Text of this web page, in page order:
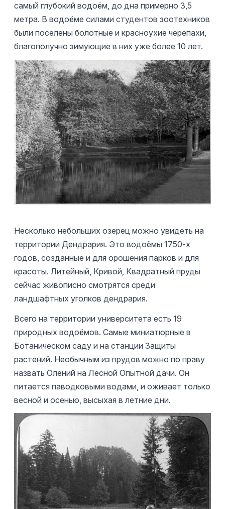
самый глубокий водоём, до дна примерно 3,5
метра. В водоёме силами студентов зоотехников
были поселены болотные и красноухие черепахи,
благополучно зимующие в них уже более 10 лет.
Несколько небольших озерец можно увидеть на
территории Дендрария. Это водоёмы 1750-х
годов, созданные и для орошения парков и для
красоты. Литейный, Кривой, Квадратный пруды
сейчас живописно смотрятся среди
ландшафтных уголков дендрария.
Всего на территории университета есть 19
природных водоёмов. Самые миниатюрные в
Ботаническом саду и на станции Защиты
растений. Необычным из прудов можно по праву
назвать Олений на Лесной Опытной дачи. Он
питается паводковыми водами, и оживает только
весной и осенью, высыхая в летние дни.